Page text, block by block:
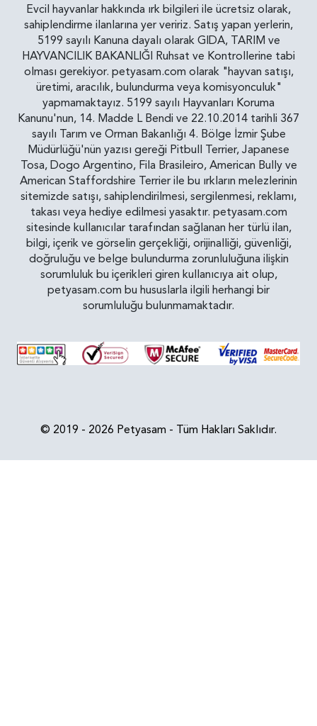
Evcil hayvanlar hakkında ırk bilgileri ile ücretsiz olarak,
sahiplendirme ilanlarına yer veririz. Satış yapan yerlerin,
5199 sayılı Kanuna dayalı olarak GIDA, TARIM ve
HAYVANCILIK BAKANLIĞI Ruhsat ve Kontrollerine tabi
olması gerekiyor. petyasam.com olarak "hayvan satışı,
üretimi, aracılık, bulundurma veya komisyonculuk"
yapmamaktayız. 5199 sayılı Hayvanları Koruma
Kanunu'nun, 14. Madde L Bendi ve 22.10.2014 tarihli 367
sayılı Tarım ve Orman Bakanlığı 4. Bölge İzmir Şube
Müdürlüğü'nün yazısı gereği Pitbull Terrier, Japanese
Tosa, Dogo Argentino, Fila Brasileiro, American Bully ve
American Staffordshire Terrier ile bu ırkların melezlerinin
sitemizde satışı, sahiplendirilmesi, sergilenmesi, reklamı,
takası veya hediye edilmesi yasaktır. petyasam.com
sitesinde kullanıcılar tarafından sağlanan her türlü ilan,
bilgi, içerik ve görselin gerçekliği, orijinalliği, güvenliği,
doğruluğu ve belge bulundurma zorunluluğuna ilişkin
sorumluluk bu içerikleri giren kullanıcıya ait olup,
petyasam.com bu hususlarla ilgili herhangi bir
sorumluluğu bulunmamaktadır.
© 2019 - 2026 Petyasam - Tüm Hakları Saklıdır.